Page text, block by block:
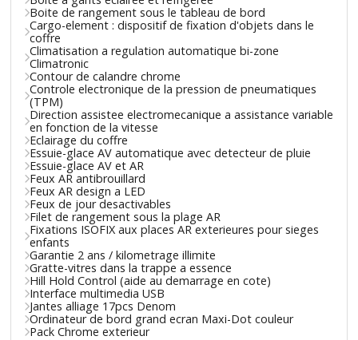
Boite de rangement sous le tableau de bord
Cargo-element : dispositif de fixation d'objets dans le
coffre
Climatisation a regulation automatique bi-zone
Climatronic
Contour de calandre chrome
Controle electronique de la pression de pneumatiques
(TPM)
Direction assistee electromecanique a assistance variable
en fonction de la vitesse
Eclairage du coffre
Essuie-glace AV automatique avec detecteur de pluie
Essuie-glace AV et AR
Feux AR antibrouillard
Feux AR design a LED
Feux de jour desactivables
Filet de rangement sous la plage AR
Fixations ISOFIX aux places AR exterieures pour sieges
enfants
Garantie 2 ans / kilometrage illimite
Gratte-vitres dans la trappe a essence
Hill Hold Control (aide au demarrage en cote)
Interface multimedia USB
Jantes alliage 17pcs Denom
Ordinateur de bord grand ecran Maxi-Dot couleur
Pack Chrome exterieur